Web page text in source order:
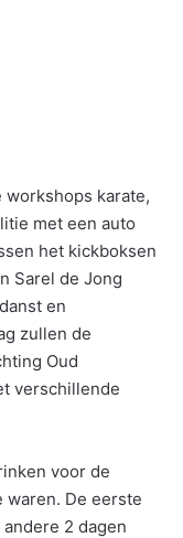
workshops karate,
met een auto
het kickboksen
Sarel de Jong
en
zullen de
Oud
verschillende
voor de
waren. De eerste
2 dagen